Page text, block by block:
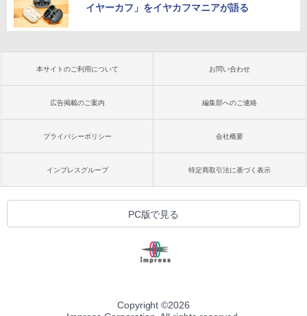
イヤーカフ」をイヤカフマニアが語る
本サイトのご利用について お問い合わせ
広告掲載のご案内 編集部へのご連絡
プライバシーポリシー 会社概要
インプレスグループ 特定商取引法に基づく表示
PC版で見る
Copyright ©2026